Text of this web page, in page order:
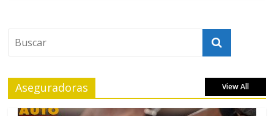
Aseguradoras View All